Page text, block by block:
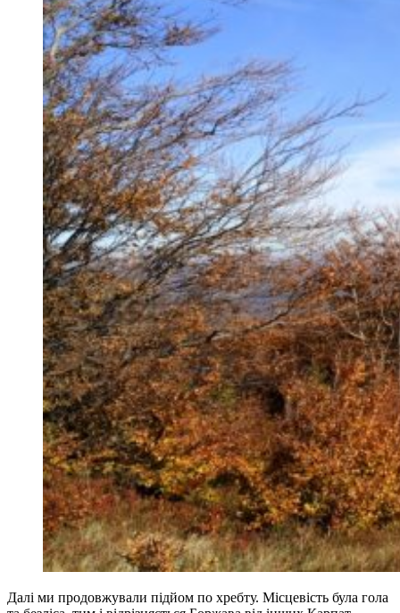
Далі ми продовжували підйом по хребту. Місцевість була гола